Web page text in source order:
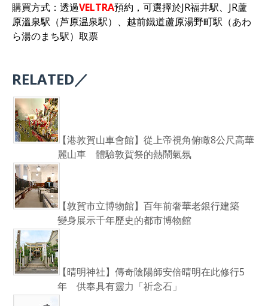
購買方式：透過VELTRA預約，可選擇於JR福井駅、JR蘆
原溫泉駅（芦原温泉駅）、越前鐵道蘆原湯野町駅（あわ
ら湯のまち駅）取票
RELATED／
【港敦賀山車會館】從上帝視角俯瞰8公尺高華
麗山車 體驗敦賀祭的熱鬧氣氛
【敦賀市立博物館】百年前奢華老銀行建築
變身展示千年歷史的都市博物館
【晴明神社】傳奇陰陽師安倍晴明在此修行5
年 供奉具有靈力「祈念石」